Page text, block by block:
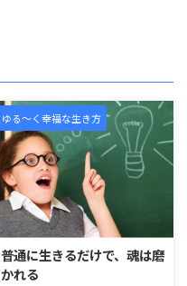
ゆる～く幸福な生き方
普通に生きるだけで、魂は磨
かれる